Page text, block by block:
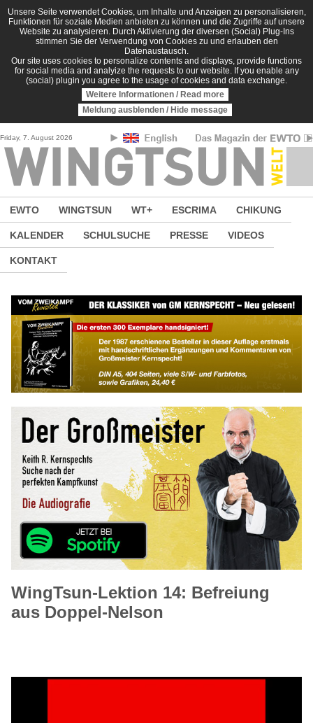
Direkt zum Inhalt
Unsere Seite verwendet Cookies, um Inhalte und Anzeigen zu personalisieren,
Funktionen für soziale Medien anbieten zu können und die Zugriffe auf unsere
Website zu analysieren. Durch Aktivierung der diversen (Social) Plug-Ins
stimmen Sie der Verwendung von Cookies zu und erlauben den
Datenaustausch.
Our site uses cookies to personalize contents and displays, provide functions
for social media and analyize the requests to our website. If you enable any
(social) plugin you agree to the usage of cookies and data exchange.
Weitere Informationen / Read more
Meldung ausblenden / Hide message
Friday, 7. August 2026
EWTO WINGTSUN WT+ ESCRIMA CHIKUNG
KALENDER SCHULSUCHE PRESSE VIDEOS
KONTAKT
WingTsun-Lektion 14: Befreiung
aus Doppel-Nelson